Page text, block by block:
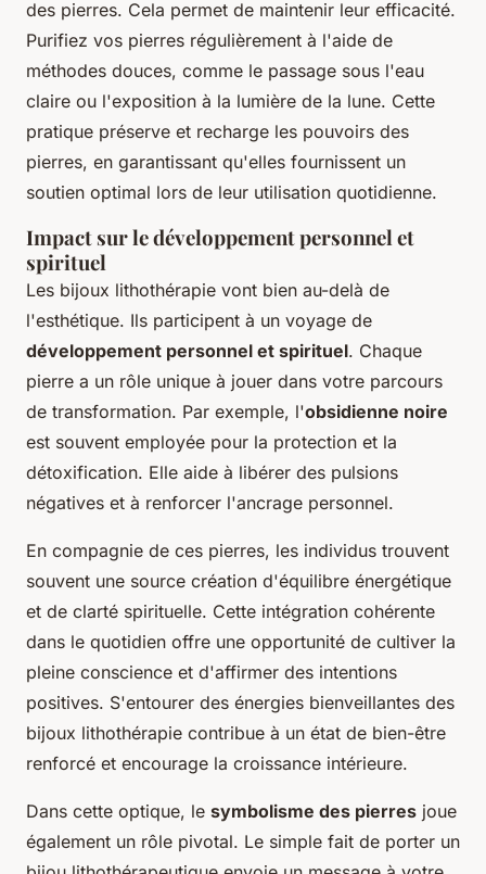
des pierres. Cela permet de maintenir leur efficacité.
Purifiez vos pierres régulièrement à l'aide de
méthodes douces, comme le passage sous l'eau
claire ou l'exposition à la lumière de la lune. Cette
pratique préserve et recharge les pouvoirs des
pierres, en garantissant qu'elles fournissent un
soutien optimal lors de leur utilisation quotidienne.
Impact sur le développement personnel et
spirituel
Les bijoux lithothérapie vont bien au-delà de
l'esthétique. Ils participent à un voyage de
développement personnel et spirituel. Chaque
pierre a un rôle unique à jouer dans votre parcours
de transformation. Par exemple, l'obsidienne noire
est souvent employée pour la protection et la
détoxification. Elle aide à libérer des pulsions
négatives et à renforcer l'ancrage personnel.
En compagnie de ces pierres, les individus trouvent
souvent une source création d'équilibre énergétique
et de clarté spirituelle. Cette intégration cohérente
dans le quotidien offre une opportunité de cultiver la
pleine conscience et d'affirmer des intentions
positives. S'entourer des énergies bienveillantes des
bijoux lithothérapie contribue à un état de bien-être
renforcé et encourage la croissance intérieure.
Dans cette optique, le symbolisme des pierres joue
également un rôle pivotal. Le simple fait de porter un